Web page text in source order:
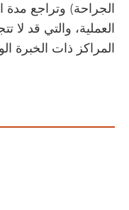
الجراحة) وتراجع
المراكز ذات الخبرة